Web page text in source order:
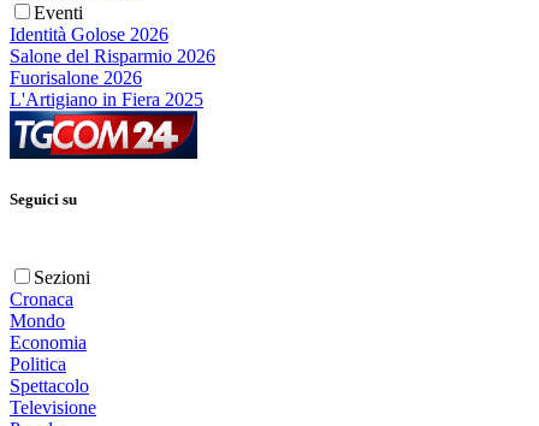
Eventi
Identità Golose 2026
Salone del Risparmio 2026
Fuorisalone 2026
L'Artigiano in Fiera 2025
Seguici su
Sezioni
Cronaca
Mondo
Economia
Politica
Spettacolo
Televisione